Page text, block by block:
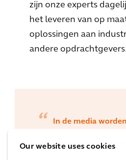
Our website uses cookies
zijn onze experts
het leveren van op
oplossingen aan
andere opdrachtgevers.
In de media
realiteit is echter